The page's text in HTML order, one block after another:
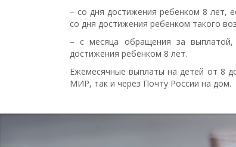
– со дня достижения ребенком 8 лет,
со дня достижения ребенком такого
– с месяца обращения за
достижения ребенком 8 лет.
Ежемесячные выплаты на детей от 8
МИР, так и через Почту России на дом.